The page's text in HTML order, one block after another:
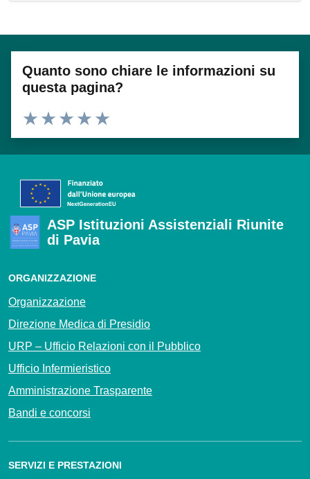
Quanto sono chiare le informazioni su
questa pagina?
ASP Istituzioni Assistenziali Riunite
di Pavia
ORGANIZZAZIONE
Organizzazione
Direzione Medica di Presidio
URP – Ufficio Relazioni con il Pubblico
Ufficio Infermieristico
Amministrazione Trasparente
Bandi e concorsi
SERVIZI E PRESTAZIONI